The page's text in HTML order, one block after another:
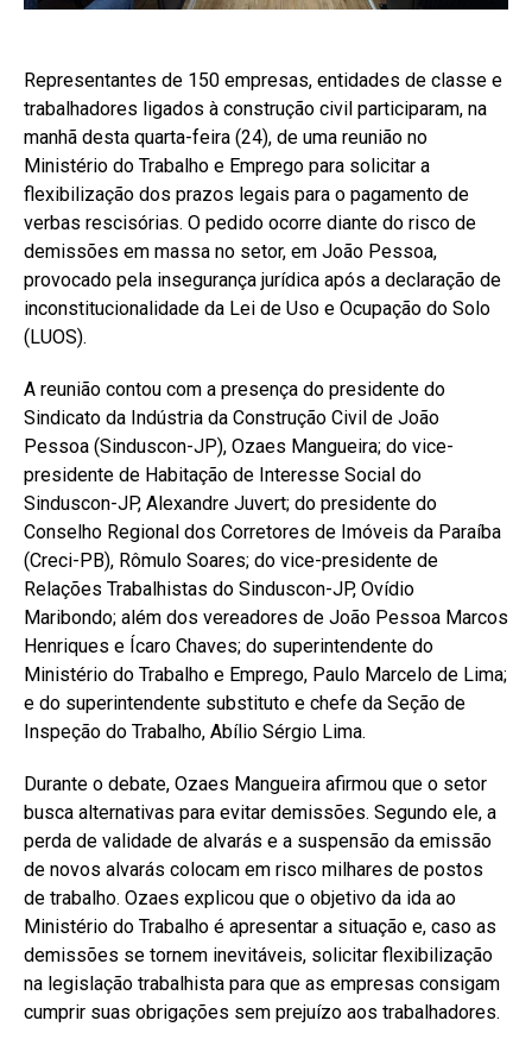
Representantes de 150 empresas, entidades de classe e
trabalhadores ligados à construção civil participaram, na
manhã desta quarta-feira (24), de uma reunião no
Ministério do Trabalho e Emprego para solicitar a
flexibilização dos prazos legais para o pagamento de
verbas rescisórias. O pedido ocorre diante do risco de
demissões em massa no setor, em João Pessoa,
provocado pela insegurança jurídica após a declaração de
inconstitucionalidade da Lei de Uso e Ocupação do Solo
(LUOS).
A reunião contou com a presença do presidente do
Sindicato da Indústria da Construção Civil de João
Pessoa (Sinduscon-JP), Ozaes Mangueira; do vice-
presidente de Habitação de Interesse Social do
Sinduscon-JP, Alexandre Juvert; do presidente do
Conselho Regional dos Corretores de Imóveis da Paraíba
(Creci-PB), Rômulo Soares; do vice-presidente de
Relações Trabalhistas do Sinduscon-JP, Ovídio
Maribondo; além dos vereadores de João Pessoa Marcos
Henriques e Ícaro Chaves; do superintendente do
Ministério do Trabalho e Emprego, Paulo Marcelo de Lima;
e do superintendente substituto e chefe da Seção de
Inspeção do Trabalho, Abílio Sérgio Lima.
Durante o debate, Ozaes Mangueira afirmou que o setor
busca alternativas para evitar demissões. Segundo ele, a
perda de validade de alvarás e a suspensão da emissão
de novos alvarás colocam em risco milhares de postos
de trabalho. Ozaes explicou que o objetivo da ida ao
Ministério do Trabalho é apresentar a situação e, caso as
demissões se tornem inevitáveis, solicitar flexibilização
na legislação trabalhista para que as empresas consigam
cumprir suas obrigações sem prejuízo aos trabalhadores.